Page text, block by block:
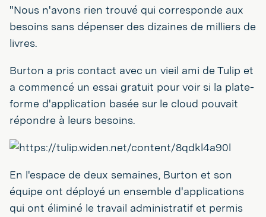
"Nous n'avons rien trouvé qui corresponde aux
besoins sans dépenser des dizaines de milliers de
livres.
Burton a pris contact avec un vieil ami de Tulip et
a commencé un essai gratuit pour voir si la plate-
forme d'application basée sur le cloud pouvait
répondre à leurs besoins.
En l'espace de deux semaines, Burton et son
équipe ont déployé un ensemble d'applications
qui ont éliminé le travail administratif et permis